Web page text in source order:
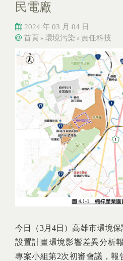
民電廠
2024 年 03 月 04 日
您在這裡
首頁 » 環境污染 » 責任科技
您在這裡
今日（3月4日）高雄市環境
設置計畫環境影響差異分析
專案小組第2次初審會議，報